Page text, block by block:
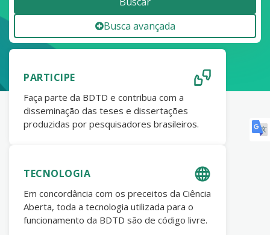
Busca avançada
PARTICIPE
Faça parte da BDTD e contribua com a
disseminação das teses e dissertações
produzidas por pesquisadores brasileiros.
TECNOLOGIA
Em concordância com os preceitos da Ciência
Aberta, toda a tecnologia utilizada para o
funcionamento da BDTD são de código livre.